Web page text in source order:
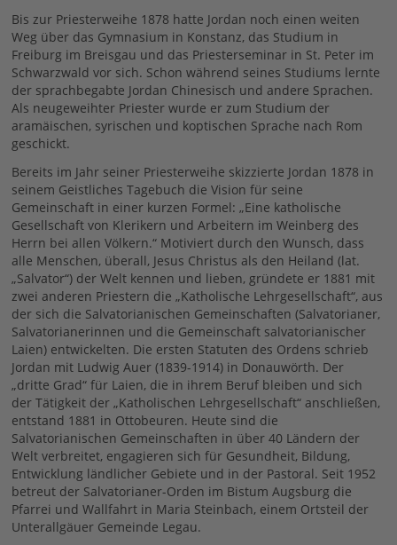
Bis zur Priesterweihe 1878 hatte Jordan noch einen weiten
Weg über das Gymnasium in Konstanz, das Studium in
Freiburg im Breisgau und das Priesterseminar in St. Peter im
Schwarzwald vor sich. Schon während seines Studiums lernte
der sprachbegabte Jordan Chinesisch und andere Sprachen.
Als neugeweihter Priester wurde er zum Studium der
aramäischen, syrischen und koptischen Sprache nach Rom
geschickt.
Bereits im Jahr seiner Priesterweihe skizzierte Jordan 1878 in
seinem Geistliches Tagebuch die Vision für seine
Gemeinschaft in einer kurzen Formel: „Eine katholische
Gesellschaft von Klerikern und Arbeitern im Weinberg des
Herrn bei allen Völkern.“ Motiviert durch den Wunsch, dass
alle Menschen, überall, Jesus Christus als den Heiland (lat.
„Salvator“) der Welt kennen und lieben, gründete er 1881 mit
zwei anderen Priestern die „Katholische Lehrgesellschaft“, aus
der sich die Salvatorianischen Gemeinschaften (Salvatorianer,
Salvatorianerinnen und die Gemeinschaft salvatorianischer
Laien) entwickelten. Die ersten Statuten des Ordens schrieb
Jordan mit Ludwig Auer (1839-1914) in Donauwörth. Der
„dritte Grad“ für Laien, die in ihrem Beruf bleiben und sich
der Tätigkeit der „Katholischen Lehrgesellschaft“ anschließen,
entstand 1881 in Ottobeuren. Heute sind die
Salvatorianischen Gemeinschaften in über 40 Ländern der
Welt verbreitet, engagieren sich für Gesundheit, Bildung,
Entwicklung ländlicher Gebiete und in der Pastoral. Seit 1952
betreut der Salvatorianer-Orden im Bistum Augsburg die
Pfarrei und Wallfahrt in Maria Steinbach, einem Ortsteil der
Unterallgäuer Gemeinde Legau.